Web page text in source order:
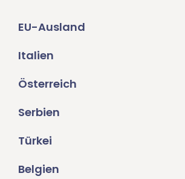
EU-Ausland
Italien
Österreich
Serbien
Türkei
Belgien